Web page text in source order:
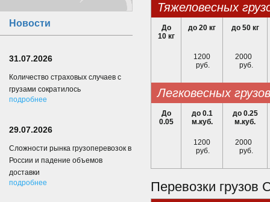
тяжеловесных
До
10 кг
до 20 кг до 50 кг
1200
руб.
2000
руб.
легковесных грузов
До
0.05
до 0.1
м.куб.
до 0.25
м.куб.
1200
руб.
2000
руб.
Перевозки грузов
Новости
31.07.2026
Количество страховых случаев с
грузами сократилось
подробнее
29.07.2026
Сложности рынка грузоперевозок в
России и падение объемов
доставки
подробнее